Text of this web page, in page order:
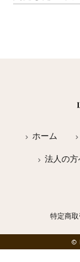
ホーム
法人の
特定商
©